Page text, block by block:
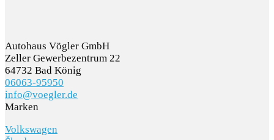
Autohaus Vögler GmbH
Zeller Gewerbezentrum 22
64732 Bad König
06063-95950
info@voegler.de
Marken
Volkswagen